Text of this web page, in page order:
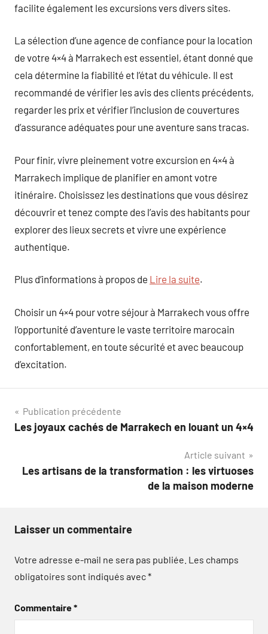
facilite également les excursions vers divers sites.
La sélection d’une agence de confiance pour la location
de votre 4×4 à Marrakech est essentiel, étant donné que
cela détermine la fiabilité et l’état du véhicule. Il est
recommandé de vérifier les avis des clients précédents,
regarder les prix et vérifier l’inclusion de couvertures
d’assurance adéquates pour une aventure sans tracas.
Pour finir, vivre pleinement votre excursion en 4×4 à
Marrakech implique de planifier en amont votre
itinéraire. Choisissez les destinations que vous désirez
découvrir et tenez compte des l’avis des habitants pour
explorer des lieux secrets et vivre une expérience
authentique.
Plus d’informations à propos de Lire la suite.
Choisir un 4×4 pour votre séjour à Marrakech vous offre
l’opportunité d’aventure le vaste territoire marocain
confortablement, en toute sécurité et avec beaucoup
d’excitation.
Navigation
de
Publication précédente
Les joyaux cachés de Marrakech en louant un 4×4
Article suivant
Les artisans de la transformation : les virtuoses
de la maison moderne
Laisser un commentaire
Votre adresse e-mail ne sera pas publiée. Les champs
obligatoires sont indiqués avec*
Commentaire*